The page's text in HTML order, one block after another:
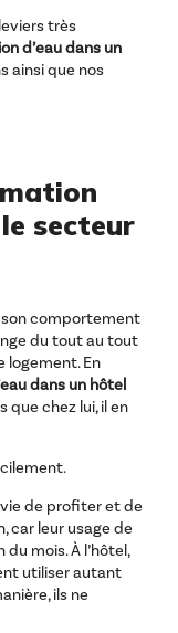
très
d’eau dans un
ainsi que nos
secteur
son comportement
du tout au tout
logement. En
dans un hôtel
que chez lui, il en
de profiter et de
car leur usage de
mois. À l’hôtel,
utiliser autant
ils ne